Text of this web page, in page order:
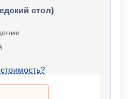
стол)